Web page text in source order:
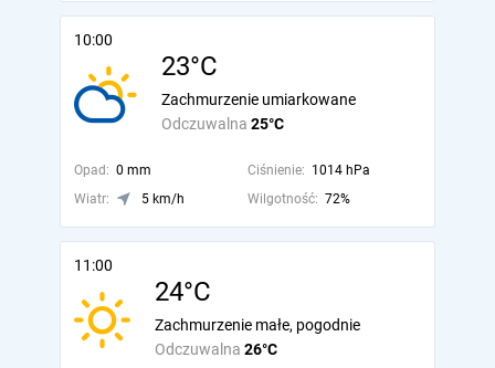
10:00
23°C
Odczuwalna 25°C
Zachmurzenie umiarkowane
Opad: 0 mm Ciśnienie: 1014 hPa
Wiatr:
5 km/h Wilgotność: 72%
11:00
24°C
Odczuwalna 26°C
Zachmurzenie małe, pogodnie